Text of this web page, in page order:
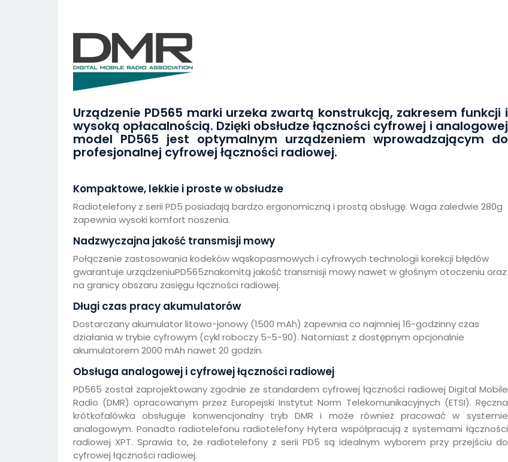
Urządzenie PD565 marki urzeka zwartą konstrukcją, zakresem funkcji i
wysoką opłacalnością. Dzięki obsłudze łączności cyfrowej i analogowej
model PD565 jest optymalnym urządzeniem wprowadzającym do
profesjonalnej cyfrowej łączności radiowej.
Kompaktowe, lekkie i proste w obsłudze
Radiotelefony z serii PD5 posiadają bardzo ergonomiczną i prostą obsługę. Waga zaledwie 280g
zapewnia wysoki komfort noszenia.
Nadzwyczajna jakość transmisji mowy
Połączenie zastosowania kodeków wąskopasmowych i cyfrowych technologii korekcji błędów
gwarantuje urządzeniuPD565znakomitą jakość transmisji mowy nawet w głośnym otoczeniu oraz
na granicy obszaru zasięgu łączności radiowej.
Długi czas pracy akumulatorów
Dostarczany akumulator litowo-jonowy (1500 mAh) zapewnia co najmniej 16-godzinny czas
działania w trybie cyfrowym (cykl roboczy 5-5-90). Natomiast z dostępnym opcjonalnie
akumulatorem 2000 mAh nawet 20 godzin.
Obsługa analogowej i cyfrowej łączności radiowej
PD565 został zaprojektowany zgodnie ze standardem cyfrowej łączności radiowej Digital Mobile
Radio (DMR) opracowanym przez Europejski Instytut Norm Telekomunikacyjnych (ETSI). Ręczna
krótkofalówka obsługuje konwencjonalny tryb DMR i może również pracować w systemie
analogowym. Ponadto radiotelefonu radiotelefony Hytera współpracują z systemami łączności
radiowej XPT. Sprawia to, że radiotelefony z serii PD5 są idealnym wyborem przy przejściu do
cyfrowej łączności radiowej.